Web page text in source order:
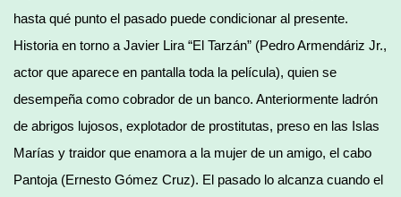
hasta qué punto el pasado puede condicionar al presente.
Historia en torno a Javier Lira “El Tarzán” (Pedro Armendáriz Jr.,
actor que aparece en pantalla toda la película), quien se
desempeña como cobrador de un banco. Anteriormente ladrón
de abrigos lujosos, explotador de prostitutas, preso en las Islas
Marías y traidor que enamora a la mujer de un amigo, el cabo
Pantoja (Ernesto Gómez Cruz). El pasado lo alcanza cuando el